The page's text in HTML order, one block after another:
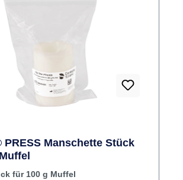
PRESS Manschette Stück
für 100 g Muffel